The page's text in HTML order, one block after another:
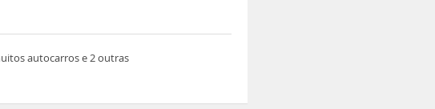
autocarros e 2 outras